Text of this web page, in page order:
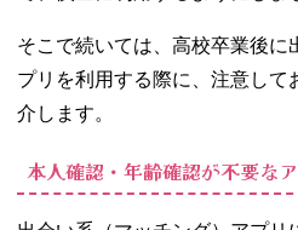
そこで続いては、高校卒業後に
プリを利用する際に、注意して
介します。
本人確認・年齢確認が不要な